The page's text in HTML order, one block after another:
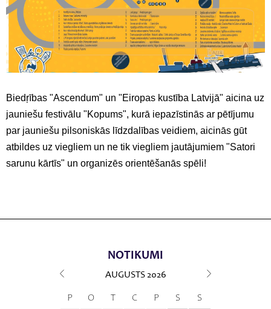
Biedŗības "Ascendum" un "Eiropas kustība Latvijā" aicina uz
jauniešu festivālu "Kopums", kurā iepazīstinās ar pētījumu
par jauniešu pilsoniskās līdzdalības veidiem, aicinās gūt
atbildes uz viegliem un ne tik viegliem jautājumiem "Satori
sarunu kārtīs" un organizēs orientēšanās spēli!
NOTIKUMI
AUGUSTS 2026
P O T C P S
S